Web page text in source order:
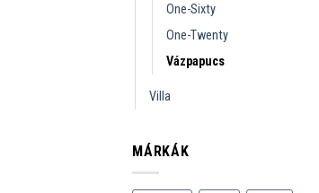
One-Sixty
One-Twenty
Vázpapucs
Villa
MÁRKÁK